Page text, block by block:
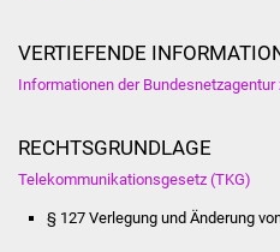
VERTIEFENDE
Informationen der
RECHTSGRUNDLAGE
Telekommunikationsgesetz (TKG)
§ 127 Verlegung und Änderung